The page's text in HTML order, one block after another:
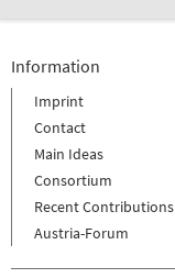
Information
Imprint
Contact
Main Ideas
Consortium
Recent Contributions
Austria-Forum